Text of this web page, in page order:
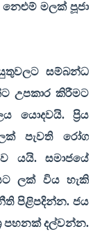
නෙළුම් මලක් පූජා
සම්බන්ධ
උපකාර කිරීමට
යොදවයි. ප්‍රිය
පැවති රෝග
යයි. සමාජයේ
ලක් විය හැකි
පිළිපදින්න. ජය
පහනක් දල්වන්න.